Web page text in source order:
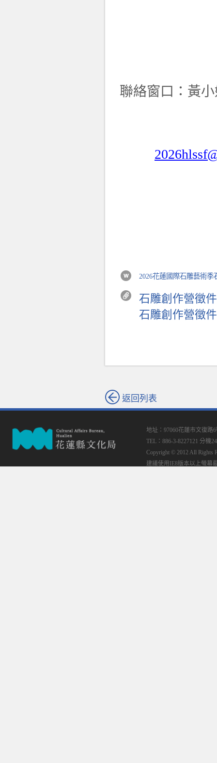
聯絡窗口：黃小
2026花蓮國際石雕藝術
石雕創作營徵
石雕創作營徵
返回列表
地址：97060花蓮市文復路
TEL：886-3-8227121 分機
Copyright © 2012 All Rights
建議使用IE8版本以上螢幕